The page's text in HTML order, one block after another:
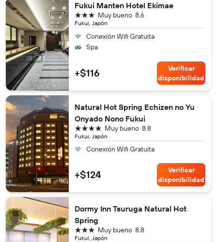
Fukui Manten Hotel Ekimae
Fukui, Japón
8.6
Muy bueno
3 estrellas
Conexión Wifi Gratuita
Spa
+$116
Verificar
disponibilidad
Natural Hot Spring Echizen no Yu
Onyado Nono Fukui
Fukui, Japón
8.8
Muy bueno
4 estrellas
Conexión Wifi Gratuita
+$124
Verificar
disponibilidad
Dormy Inn Tsuruga Natural Hot
Spring
Fukui, Japón
8.8
Muy bueno
3 estrellas